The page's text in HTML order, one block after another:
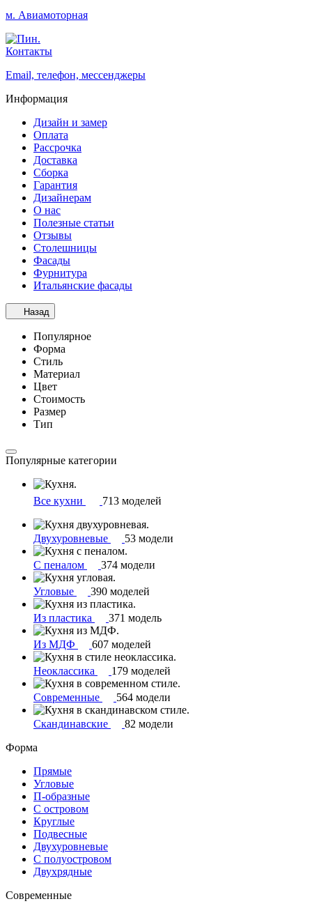
м. Авиамоторная
Контакты
Email, телефон, мессенджеры
Информация
Дизайн и замер
Оплата
Рассрочка
Доставка
Сборка
Гарантия
Дизайнерам
О нас
Полезные статьи
Отзывы
Столешницы
Фасады
Фурнитура
Итальянские фасады
Назад
Популярное
Форма
Стиль
Материал
Цвет
Стоимость
Размер
Тип
Популярные категории
Все кухни 713 моделей
Двухуровневые 53 модели
С пеналом 374 модели
Угловые 390 моделей
Из пластика 371 модель
Из МДФ 607 моделей
Неоклассика 179 моделей
Современные 564 модели
Скандинавские
82 модели
Форма
Прямые
Угловые
П-образные
С островом
Круглые
Подвесные
Двухуровневые
С полуостровом
Двухрядные
Современные